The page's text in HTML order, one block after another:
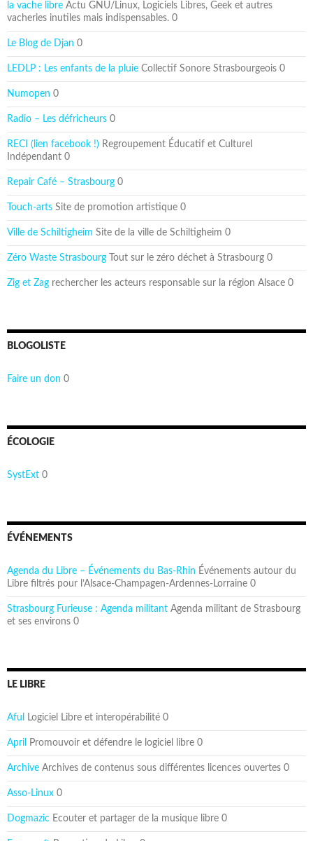
la vache libre Actu GNU/Linux, Logiciels Libres, Geek et autres
vacheries inutiles mais indispensables. 0
Le Blog de Djan 0
LEDLP : Les enfants de la pluie Collectif Sonore Strasbourgeois 0
Numopen 0
Radio – Les défricheurs 0
RECI (lien facebook !) Regroupement Éducatif et Culturel
Indépendant 0
Repair Café – Strasbourg 0
Touch-arts Site de promotion artistique 0
Ville de Schiltigheim Site de la ville de Schiltigheim 0
Zéro Waste Strasbourg Tout sur le zéro déchet à Strasbourg 0
Zig et Zag rechercher les acteurs responsable sur la région Alsace 0
BLOGOLISTE
Faire un don 0
ÉCOLOGIE
SystExt 0
ÉVÉNEMENTS
Agenda du Libre – Événements du Bas-Rhin Événements autour du
Libre filtrés pour l’Alsace-Champagen-Ardennes-Lorraine 0
Strasbourg Furieuse : Agenda militant Agenda militant de Strasbourg
et ses environs 0
LE LIBRE
Aful Logiciel Libre et interopérabilité 0
April Promouvoir et défendre le logiciel libre 0
Archive Archives de contenus sous différentes licences ouvertes 0
Asso-Linux 0
Dogmazic Ecouter et partager de la musique libre 0